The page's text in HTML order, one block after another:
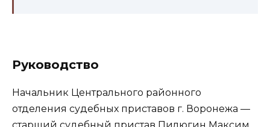
Руководство
Начальник Центрального районного
отделения судебных приставов г. Воронежа —